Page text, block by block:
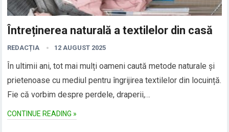
Întreținerea naturală a textilelor din casă
REDACȚIA 12 AUGUST 2025
În ultimii ani, tot mai mulți oameni caută metode naturale și
prietenoase cu mediul pentru îngrijirea textilelor din locuință.
Fie că vorbim despre perdele, draperii,…
CONTINUE READING »